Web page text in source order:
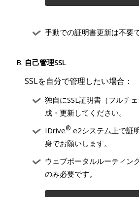
手動での証明書更新は不要で
自己管理SSL
SSLを自分で管理したい場合：
独自にSSL証明書（フルチ
成・更新してください。
IDrive® e2システム上で証
身でお願いします。
ウェブポータルルーティン
のみ必要です。